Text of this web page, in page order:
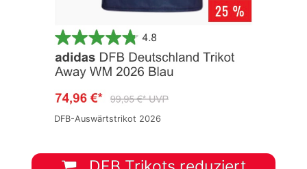
DFB-Auswärtstrikot 2026